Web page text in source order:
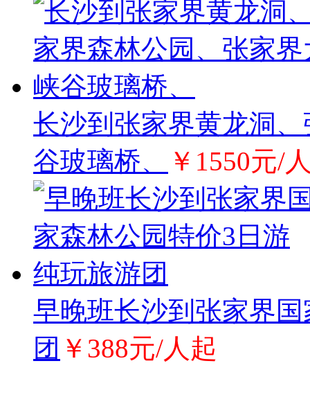
长沙到张家界黄龙洞
谷玻璃桥、
￥1550元/
早晚班长沙到张家界
团 ￥388元/人起